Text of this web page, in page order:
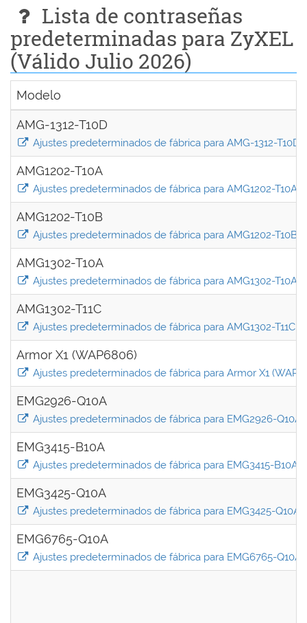
Lista de contraseñas
predeterminadas para ZyXEL
(Válido Julio 2026)
Modelo
AMG-1312-T10D
Ajustes predeterminados de fábrica para AMG-1312-T10D
AMG1202-T10A
Ajustes predeterminados de fábrica para AMG1202-T10A
AMG1202-T10B
Ajustes predeterminados de fábrica para AMG1202-T10B
AMG1302-T10A
Ajustes predeterminados de fábrica para AMG1302-T10A
AMG1302-T11C
Ajustes predeterminados de fábrica para AMG1302-T11C
Armor X1 (WAP6806)
Ajustes predeterminados de fábrica para Armor X1
EMG2926-Q10A
Ajustes predeterminados de fábrica para EMG2926-Q10A
EMG3415-B10A
Ajustes predeterminados de fábrica para EMG3415-B10A
EMG3425-Q10A
Ajustes predeterminados de fábrica para EMG3425-Q10A
EMG6765-Q10A
Ajustes predeterminados de fábrica para EMG6765-Q10A